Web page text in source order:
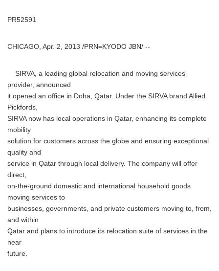
PR52591
CHICAGO, Apr. 2, 2013 /PRN=KYODO JBN/ --
SIRVA, a leading global relocation and moving services
provider, announced
it opened an office in Doha, Qatar. Under the SIRVA brand Allied
Pickfords,
SIRVA now has local operations in Qatar, enhancing its complete
mobility
solution for customers across the globe and ensuring exceptional
quality and
service in Qatar through local delivery. The company will offer
direct,
on-the-ground domestic and international household goods
moving services to
businesses, governments, and private customers moving to, from,
and within
Qatar and plans to introduce its relocation suite of services in the
near
future.